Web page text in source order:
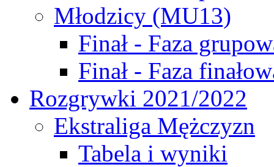
Młodzicy (MU13)
Finał - Faza
Finał - Faza
Rozgrywki 2021/2022
Ekstraliga Mężczyzn
Tabela i wyniki